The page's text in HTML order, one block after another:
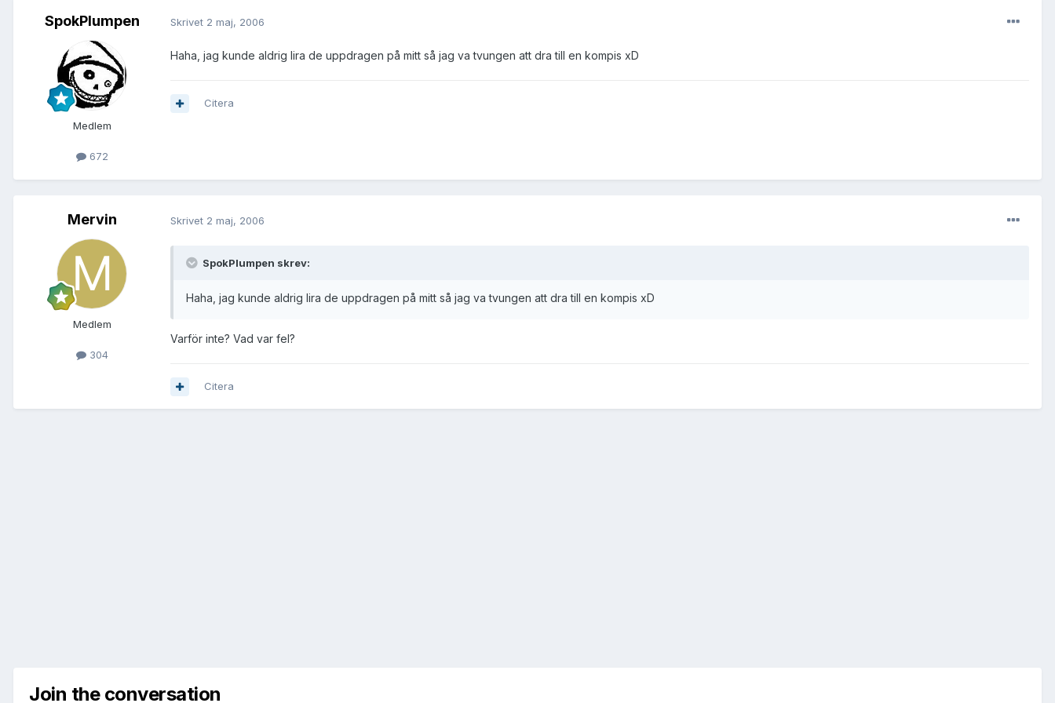
SpokPlumpen
Medlem
672
Skrivet 2 maj, 2006
Haha, jag kunde aldrig lira de uppdragen på mitt så jag va tvungen att dra till en kompis xD
Citera
Mervin
Medlem
304
Skrivet 2 maj, 2006
SpokPlumpen skrev:
Haha, jag kunde aldrig lira de uppdragen på mitt så jag va tvungen att dra till en kompis xD
Varför inte? Vad var fel?
Citera
Join the conversation